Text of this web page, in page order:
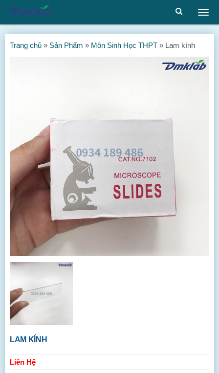
Trang chủ » Sản Phẩm » Môn Sinh Học THPT » Lam kính
LAM KÍNH
Liên Hệ